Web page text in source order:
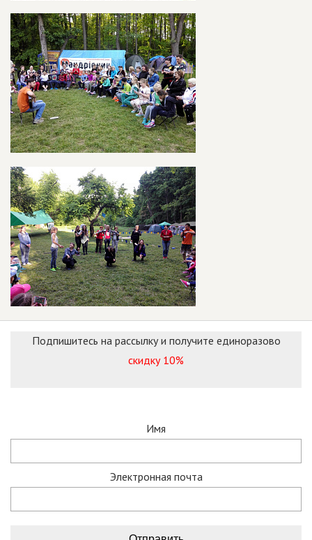
Подпишитесь на рассылку и получите единоразово
скидку 10%
Имя
Электронная почта